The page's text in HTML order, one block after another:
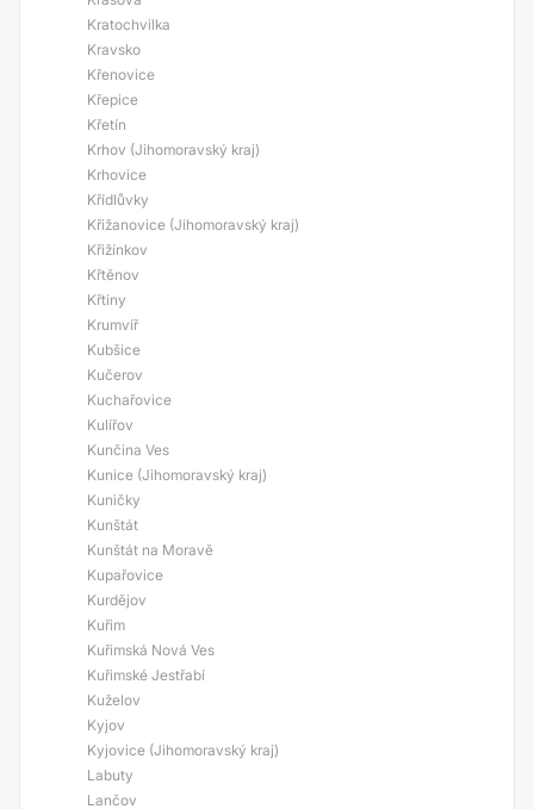
Kratochvilka
Kravsko
Křenovice
Křepice
Křetín
Krhov (Jihomoravský kraj)
Krhovice
Křídlůvky
Křižanovice (Jihomoravský kraj)
Křižínkov
Křtěnov
Křtiny
Krumvíř
Kubšice
Kučerov
Kuchařovice
Kulířov
Kunčina Ves
Kunice (Jihomoravský kraj)
Kuničky
Kunštát
Kunštát na Moravě
Kupařovice
Kurdějov
Kuřim
Kuřimská Nová Ves
Kuřimské Jestřabí
Kuželov
Kyjov
Kyjovice (Jihomoravský kraj)
Labuty
Lančov